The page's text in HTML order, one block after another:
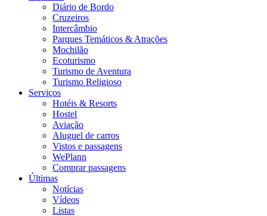
Diário de Bordo
Cruzeiros
Intercâmbio
Parques Temáticos & Atrações
Mochilão
Ecoturismo
Turismo de Aventura
Turismo Religioso
Serviços
Hotéis & Resorts
Hostel
Aviação
Aluguel de carros
Vistos e passagens
WePlann
Comprar passagens
Últimas
Notícias
Vídeos
Listas